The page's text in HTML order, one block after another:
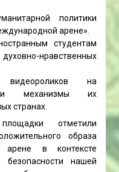
политики
арене».
студентам
нравственных
видеороликов на
и механизмы их
странах.
отметили
образа
в контексте
безопасности нашей